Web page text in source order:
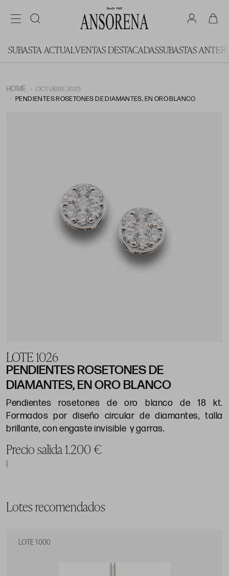
SUBASTA ACTUALVENTAS DESTACADASSUBASTAS
HOME
OCTUBRE 2023
PENDIENTES ROSETONES DE DIAMANTES, EN ORO BLANCO
LOTE 1026
PENDIENTES ROSETONES DE
DIAMANTES, EN ORO BLANCO
Pendientes rosetones de oro blanco de 18 kt.
Formados por diseño circular de diamantes, talla
brillante, con engaste invisible y garras.
Precio salida 1.200 €
Lotes recomendados
LOTE 1000